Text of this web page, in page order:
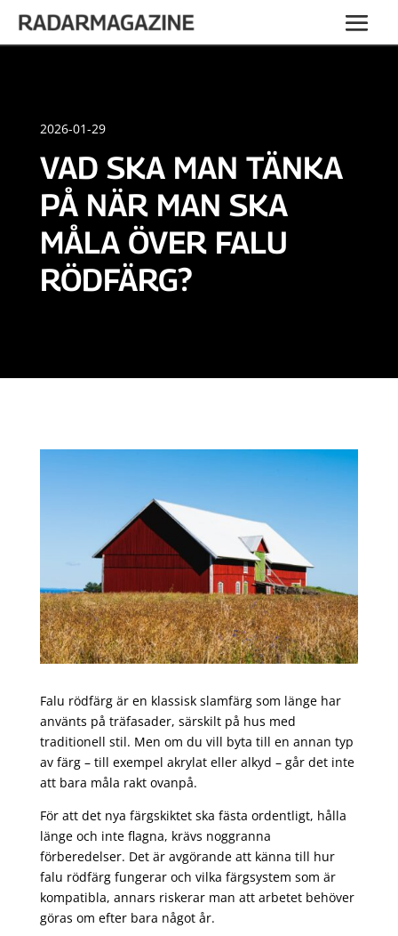
2026-01-29
VAD SKA MAN TÄNKA
PÅ NÄR MAN SKA
MÅLA ÖVER FALU
RÖDFÄRG?
Falu rödfärg är en klassisk slamfärg som länge har
använts på träfasader, särskilt på hus med
traditionell stil. Men om du vill byta till en annan typ
av färg – till exempel akrylat eller alkyd – går det inte
att bara måla rakt ovanpå.
För att det nya färgskiktet ska fästa ordentligt, hålla
länge och inte flagna, krävs noggranna
förberedelser. Det är avgörande att känna till hur
falu rödfärg fungerar och vilka färgsystem som är
kompatibla, annars riskerar man att arbetet behöver
göras om efter bara något år.